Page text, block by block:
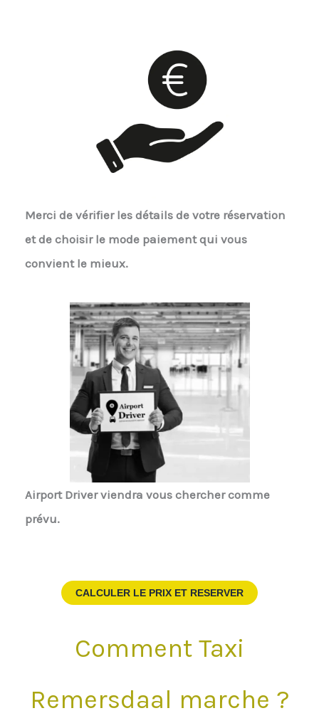
Merci de vérifier les détails de votre réservation
et de choisir le mode paiement qui vous
convient le mieux.
Airport Driverviendra vous chercher comme
prévu.
CALCULER LE PRIX ET RESERVER
Comment Taxi
Remersdaal marche ?